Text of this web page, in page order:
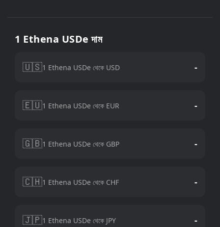
1 Ethena USDe দাম
🇺🇸1 Ethena USDe থেকে USD -
🇪🇺1 Ethena USDe থেকে EUR -
🇬🇧1 Ethena USDe থেকে GBP -
🇨🇭1 Ethena USDe থেকে CHF -
🇯🇵1 Ethena USDe থেকে JPY -